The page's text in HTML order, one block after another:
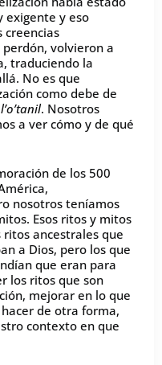
exigente y eso
creencias
volvieron a
traduciendo la
No es que
como debe de
. Nosotros
a ver cómo y de qué
de los 500
nosotros teníamos
Esos ritos y mitos
ritos ancestrales que
a Dios, pero los que
que eran para
los ritos que son
mejorar en lo que
de otra forma,
contexto en que